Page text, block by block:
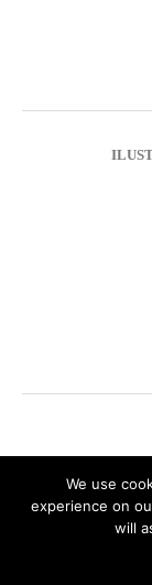
© 2013 - 2020
We use
experience on
will